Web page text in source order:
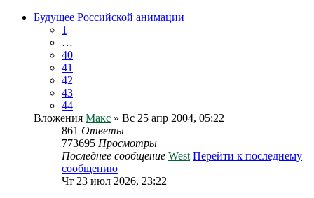
Будущее Российской анимации
1
…
40
41
42
43
44
Вложения Макс » Вс 25 апр 2004, 05:22
861 Ответы
773695 Просмотры
Последнее сообщение West Перейти к последнему
сообщению
Чт 23 июл 2026, 23:22